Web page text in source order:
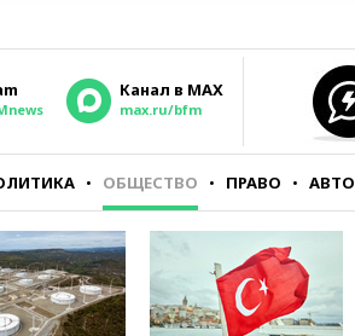
Канал в MAX
max.ru/bfm
ОБЩЕСТВО ПРАВО АВТО